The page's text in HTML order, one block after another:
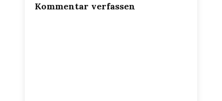
Kommentar verfassen